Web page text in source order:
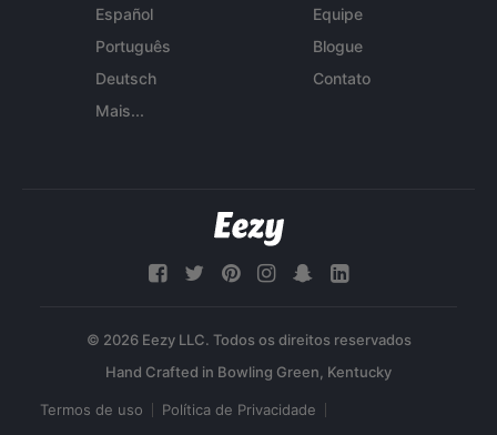
Español
Português
Deutsch
Mais...
Equipe
Blogue
Contato
© 2026 Eezy LLC. Todos os direitos reservados
Termos de uso Política de Privacidade